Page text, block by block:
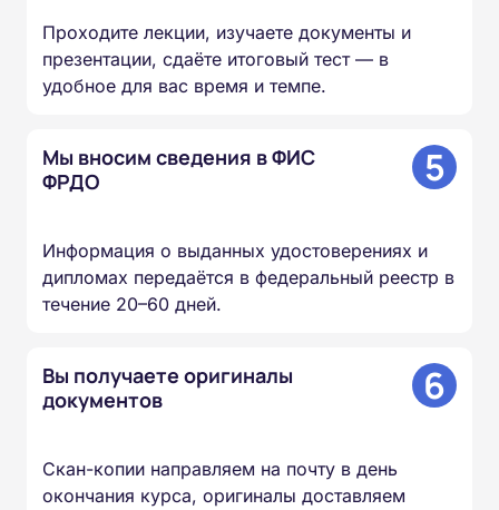
Проходите лекции, изучаете документы и
презентации, сдаёте итоговый тест — в
удобное для вас время и темпе.
Мы вносим сведения в ФИС
ФРДО
5
Информация о выданных удостоверениях и
дипломах передаётся в федеральный реестр в
течение 20–60 дней.
Вы получаете оригиналы
документов
6
Скан-копии направляем на почту в день
окончания курса, оригиналы доставляем